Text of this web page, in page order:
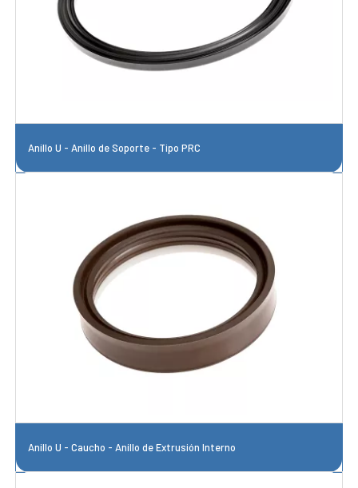
Anillo U - Anillo de Soporte - Tipo PRC
Anillo U - Caucho - Anillo de Extrusión Interno